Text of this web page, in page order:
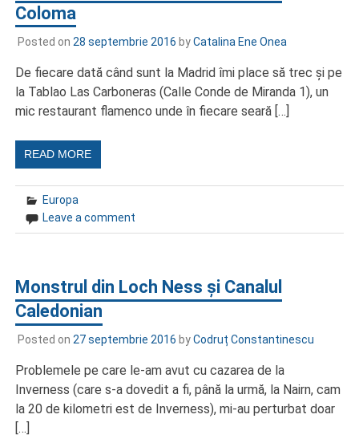
Coloma
Posted on 28 septembrie 2016 byCatalina Ene Onea
De fiecare dată când sunt la Madrid îmi place să trec şi pe
la Tablao Las Carboneras (Calle Conde de Miranda 1), un
mic restaurant flamenco unde în fiecare seară […]
READ MORE
Europa
Leave a comment
Monstrul din Loch Ness și Canalul
Caledonian
Posted on 27 septembrie 2016 byCodruț Constantinescu
Problemele pe care le-am avut cu cazarea de la
Inverness (care s-a dovedit a fi, până la urmă, la Nairn, cam
la 20 de kilometri est de Inverness), mi-au perturbat doar
[…]